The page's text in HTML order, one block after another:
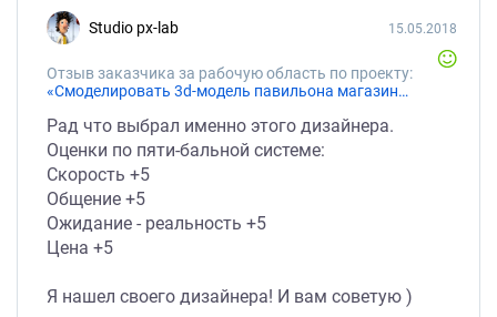
studio px-lab
Отзыв заказчика за рабочую область по проекту:
«Смоделировать 3d-модель павильона магазина и отрендерить, разместив на фото местности»
15.05.2018
Рад что выбрал именно этого дизайнера.
Оценки по пяти-бальной системе:
Скорость +5
Общение +5
Ожидание - реальность +5
Цена +5
Я нашел своего дизайнера! И вам советую )